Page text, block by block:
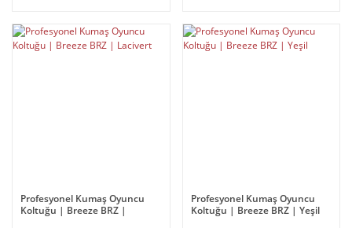
Profesyonel Kumaş Oyuncu
Koltuğu | Breeze BRZ |
Profesyonel Kumaş Oyuncu
Koltuğu | Breeze BRZ | Yeşil